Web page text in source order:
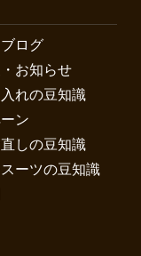
ログ
お知らせ
れの豆知識
ン
しの豆知識
ーツの豆知識